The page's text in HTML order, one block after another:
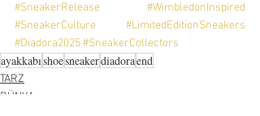
#SneakerRelease
#WimbledonInspired
#SneakerCulture
#LimitedEditionSneakers
#Diadora2025#SneakerCollectors
ayakkabıshoesneakerdiadoraend
TARZ
DÜNYA